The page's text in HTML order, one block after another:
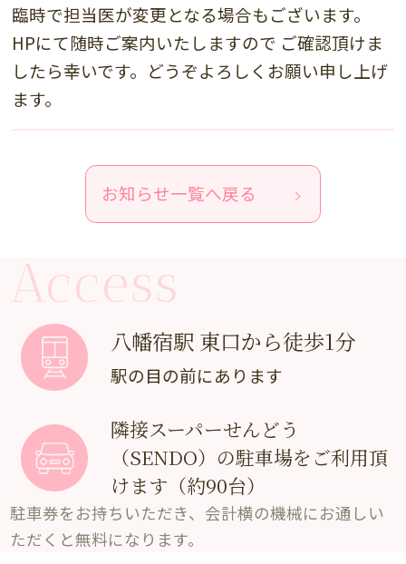
臨時で担当医が変更となる場合もございます。
HPにて随時ご案内いたしますので ご確認頂けま
したら幸いです。どうぞよろしくお願い申し上げ
ます。
お知らせ一覧へ戻る
Access
八幡宿駅 東口から徒歩1分
駅の目の前にあります
隣接スーパーせんどう
（SENDO）の駐車場をご利用頂
けます（約90台）
駐車券をお持ちいただき、会計横の機械にお通しい
ただくと無料になります。